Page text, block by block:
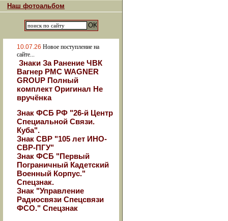
Наш фотоальбом
10.07.26 Новое поступление на
сайте...
Знаки За Ранение ЧВК
Вагнер РМС WAGNER
GROUP Полный
комплект Оригинал Не
вручёнка
Знак ФСБ РФ "26-й Центр
Специальной Связи.
Куба".
Знак СВР "105 лет ИНО-
СВР-ПГУ"
Знак ФСБ "Первый
Пограничный Кадетский
Военный Корпус."
Спецзнак.
Знак "Управление
Радиосвязи Спецсвязи
ФСО." Спецзнак